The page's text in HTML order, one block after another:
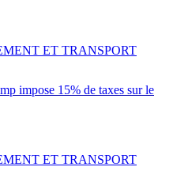
impose 15% de taxes sur le
ET TRANSPORT
ET TRANSPORT